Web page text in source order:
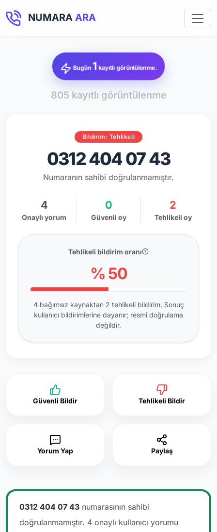
NUMARA ARA
Bugün 1 kayıtlı görüntülenme.
805 kayıtlı görüntülenme
Bildirim: Tehlikeli
0312 404 07 43
Numaranın sahibi doğrulanmamıştır.
4
Onaylı yorum
0
Güvenli oy
2
Tehlikeli oy
Tehlikeli bildirim oranı
% 50
4 bağımsız kaynaktan 2 tehlikeli bildirim. Sonuç
kullanıcı bildirimlerine dayanır; resmî doğrulama
değildir.
Güvenli Bildir Tehlikeli Bildir
Yorum Yap Paylaş
0312 404 07 43 numarasının sahibi
doğrulanmamıştır. 4 onaylı kullanıcı yorumu